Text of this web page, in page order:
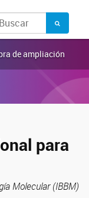
de ampliación
para
Molecular (IBBM)